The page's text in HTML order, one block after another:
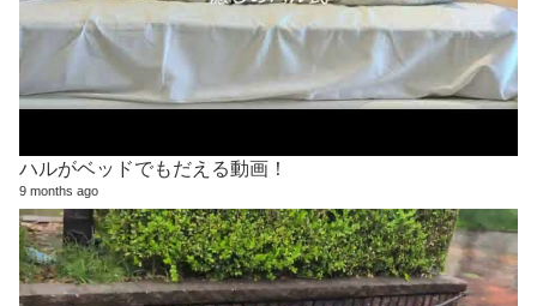
ハルがベッドでもだえる動画！
9 months ago